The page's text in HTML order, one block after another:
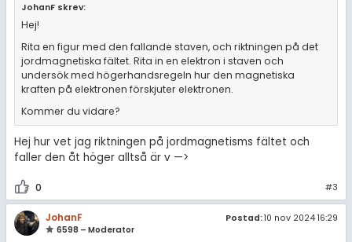
JohanF skrev:
Hej!
Rita en figur med den fallande staven, och riktningen på det
jordmagnetiska fältet. Rita in en elektron i staven och
undersök med högerhandsregeln hur den magnetiska
kraften på elektronen förskjuter elektronen.
Kommer du vidare?
Hej hur vet jag riktningen på jordmagnetisms fältet och
faller den åt höger alltså är v —>
0 #3
JohanF
6598 – Moderator
Postad:10 nov 2024 16:29